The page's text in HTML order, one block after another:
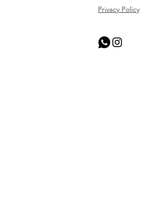
Privacy Policy